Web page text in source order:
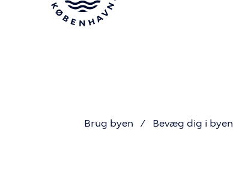
Brug byen Bevæg dig i byen